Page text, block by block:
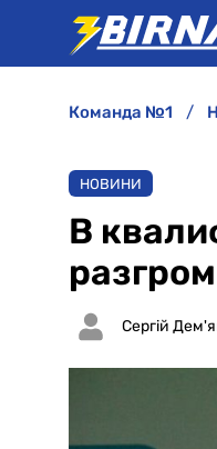
команда №1
НОВИНИ
В
Сергій